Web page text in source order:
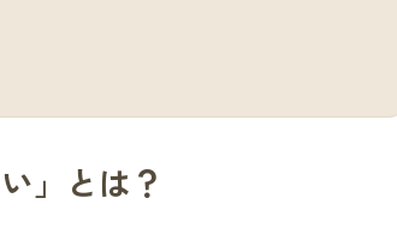
」とは？